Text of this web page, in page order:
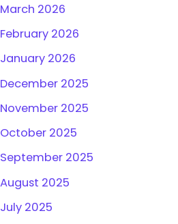
March 2026
February 2026
January 2026
December 2025
November 2025
October 2025
September 2025
August 2025
July 2025